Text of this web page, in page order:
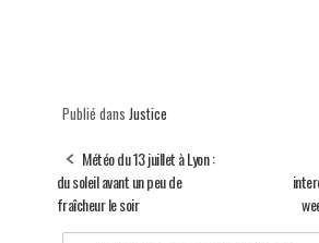
Publié dans Justice
Météo du 13 juillet à Lyon :
du soleil avant un peu de
fraîcheur le soir